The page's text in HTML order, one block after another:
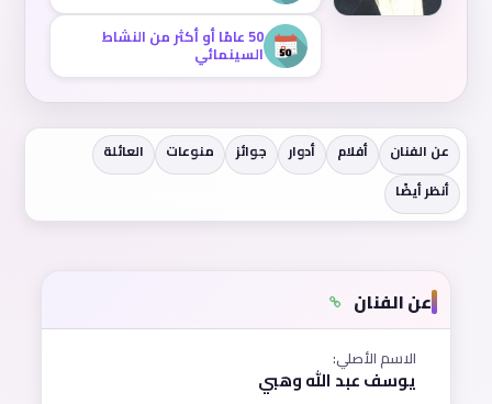
50 عامًا أو أكثر من النشاط
السينمائي
عن الفنان أفلام أدوار جوائز منوعات
العائلة
أنظر أيضًا
عن الفنان
الاسم الأصلي:
يوسف عبد الله وهبي